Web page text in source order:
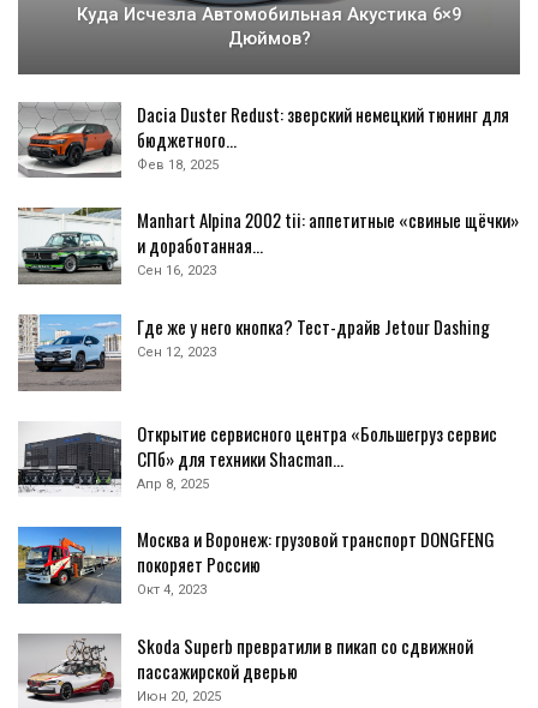
Куда Исчезла Автомобильная Акустика 6×9
Дюймов?
Dacia Duster Redust: зверский немецкий тюнинг для
бюджетного…
Фев 18, 2025
Manhart Alpina 2002 tii: аппетитные «свиные щёчки»
и доработанная…
Сен 16, 2023
Где же у него кнопка? Тест-драйв Jetour Dashing
Сен 12, 2023
Открытие сервисного центра «Большегруз сервис
СПб» для техники Shacman…
Апр 8, 2025
Москва и Воронеж: грузовой транспорт DONGFENG
покоряет Россию
Окт 4, 2023
Skoda Superb превратили в пикап со сдвижной
пассажирской дверью
Июн 20, 2025